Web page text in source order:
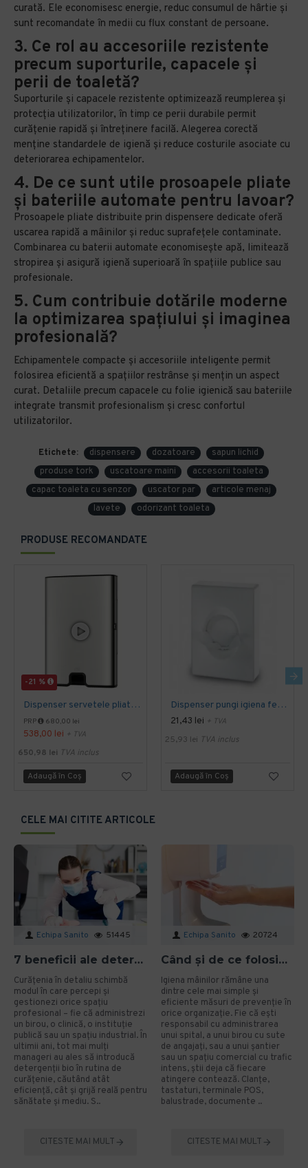
curată. Ele economisesc energie, reduc consumul de hârtie și
sunt recomandate în medii cu flux constant de persoane.
3. Ce rol au accesoriile rezistente
precum suporturile, capacele și
perii de toaletă?
Suporturile și capacele rezistente optimizează reumplerea și
protecția utilizatorilor, în timp ce perii durabile permit
curățenie rapidă și întreținere facilă. Alegerea corectă
menține standardele de igienă și reduce costurile asociate cu
deteriorarea echipamentelor.
4. De ce sunt utile prosoapele pliate
și bateriile automate pentru lavoar?
Prosoapele pliate distribuite prin dispensere dedicate oferă
uscarea rapidă a mâinilor și reduc suprafețele contaminate.
Combinarea cu baterii automate economisește apă, limitează
stropirea și asigură igienă superioară în spațiile publice sau
profesionale.
5. Cum contribuie dotările moderne
la optimizarea spațiului și imaginea
profesională?
Echipamentele compacte și accesoriile inteligente permit
folosirea eficientă a spațiilor restrânse și mențin un aspect
curat. Detaliile precum capacele cu folie igienică sau bateriile
integrate transmit profesionalism și cresc confortul
utilizatorilor.
Etichete: dispensere dozatoare
sapun lichid
produse tork
uscatoare maini
accesorii toaleta
capac toaleta cu senzor
uscator par
articole menaj
lavete
odorizant toaleta
PRODUSE RECOMANDATE
-21 %
Dispenser servetele pliate Xpress inox Tork
PRP 680,00 lei
538,00 lei + TVA
650,98 lei TVA inclus
Adaugă în Coş
Dispenser pungi igiena feminina ABS
21,43 lei + TVA
25,93 lei TVA inclus
Adaugă în Coş
CELE MAI CITITE ARTICOLE
Echipa Sanito 51445
7 beneficii ale detergenților bio pentru mediu și sănătate în spațiile profesionale
Curățenia în detaliu schimbă
modul în care percepi și
gestionezi orice spațiu
profesional – fie că administrezi
un birou, o clinică, o instituție
publică sau un spațiu industrial. În
ultimii ani, tot mai mulți
manageri au ales să introducă
detergenții bio în rutina de
curățenie, căutând atât
eficiență, cât și grijă reală pentru
sănătate și mediu. S..
CITESTE MAI MULT
Echipa Sanito 20724
Când și de ce folosim gelul dezinfectant? Ghid aplicat pentru organizații
Igiena mâinilor rămâne una
dintre cele mai simple și
eficiente măsuri de prevenție în
orice organizație. Fie că ești
responsabil cu administrarea
unui spital, a unui birou cu sute
de angajați, sau a unui șantier
sau un spațiu comercial cu trafic
intens, știi deja că fiecare
atingere contează. Clanțe,
tastaturi, terminale POS,
balustrade, documente ..
CITESTE MAI MULT